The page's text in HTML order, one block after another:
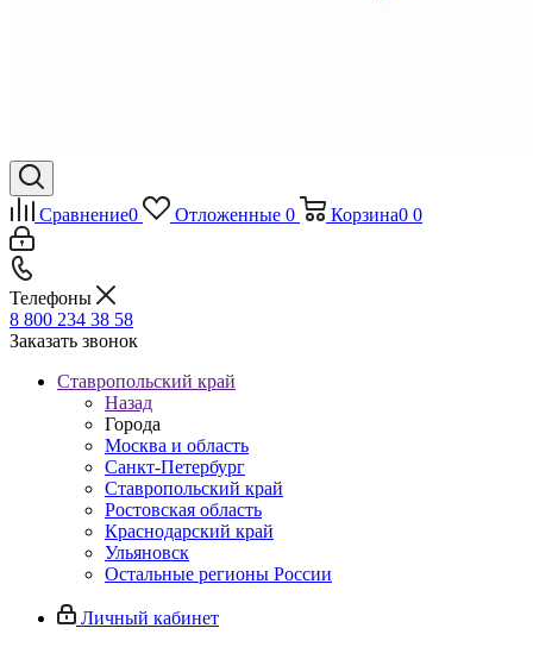
Сравнение0 Отложенные 0 Корзина0 0
Телефоны
8 800 234 38 58
Заказать звонок
Ставропольский край
Назад
Города
Москва и область
Санкт-Петербург
Ставропольский край
Ростовская область
Краснодарский край
Ульяновск
Остальные регионы России
Личный кабинет